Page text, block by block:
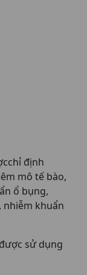
định
mô tế bào,
ổ bụng,
nhiễm khuẩn
sử dụng